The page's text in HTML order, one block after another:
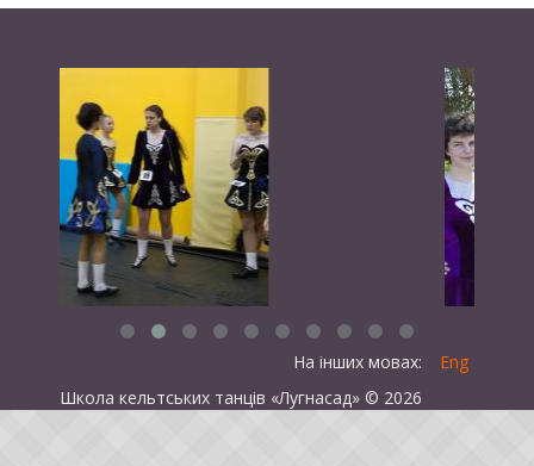
На інших мовах:
Eng
Школа кельтських танців «Лугнасад» © 2026